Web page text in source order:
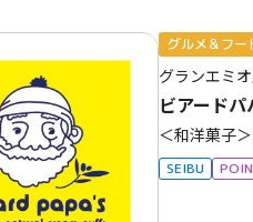
グルメ＆フー
グランエミ
ビアードパ
＜和洋菓子＞
SEIBU